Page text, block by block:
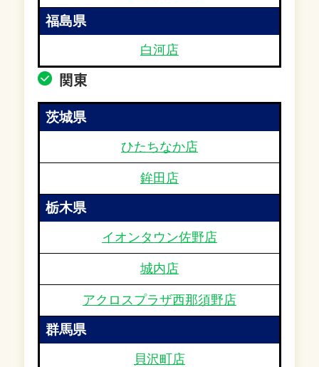
福島県
白河店
関東
茨城県
ひたちなか店
鉾田店
栃木県
イオンタウン佐野店
城内店
アクロスプラザ西那須野店
群馬県
貝沢町店